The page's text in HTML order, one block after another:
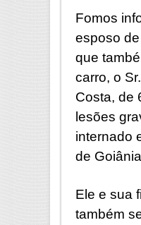
Fomos
esposo
que
carro, o
Costa, de
lesões
internado
de
Ele e sua
também